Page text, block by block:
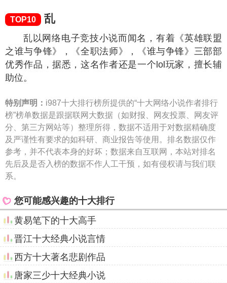
TOP10 乱
乱以网络电子竞技小说而闻名，有着《英雄联盟
之谁与争锋》，《全职法师》，《谁与争锋》三部部
优秀作品，据悉，这名作者还是一个lol玩家，擅长辅
助位。
特别声明： i987十大排行榜所提供的“十大网络小说作者排行
榜”榜单数据是跟据联网大数据（如财报、网友投票、网友评
分、第三方网站等）整理所得，数据不适用于对数据精确度
及严谨性有要求的如科研、商业报告等使用。排名数据仅作
参考，并不代表本身的好坏；数据来自互联网，本站对排名
先后及是否入榜的数据不作人工干预，如有侵权请与我们联
系。
您可能感兴趣的十大排行
黄易笔下的十大高手
晋江十大经典小说言情
西方十大著名悲剧作品
唐家三少十大经典小说